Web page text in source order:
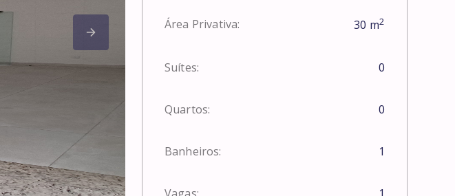
Área Privativa: 30 m2
Suítes: 0
Quartos: 0
Banheiros: 1